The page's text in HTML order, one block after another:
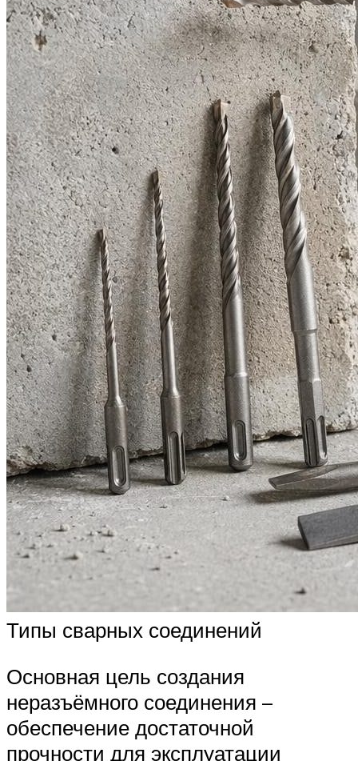
Типы сварных соединений
Основная цель создания
неразъёмного соединения –
обеспечение достаточной
прочности для эксплуатации